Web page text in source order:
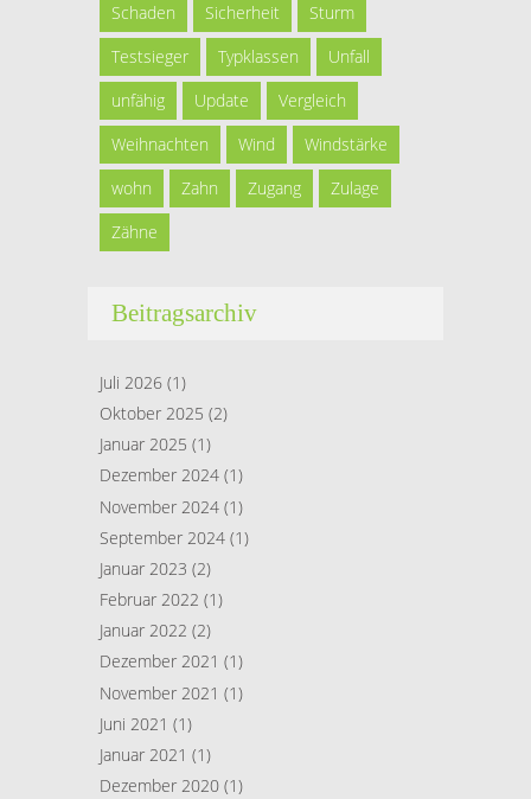
Schaden Sicherheit
Sturm
Testsieger
Typklassen
Unfall
unfähig
Update
Vergleich
Weihnachten
Wind
Windstärke
wohn
Zahn Zugang
Zulage
Zähne
Beitragsarchiv
Juli 2026 (1)
Oktober 2025 (2)
Januar 2025 (1)
Dezember 2024 (1)
November 2024 (1)
September 2024 (1)
Januar 2023 (2)
Februar 2022 (1)
Januar 2022 (2)
Dezember 2021 (1)
November 2021 (1)
Juni 2021 (1)
Januar 2021 (1)
Dezember 2020 (1)